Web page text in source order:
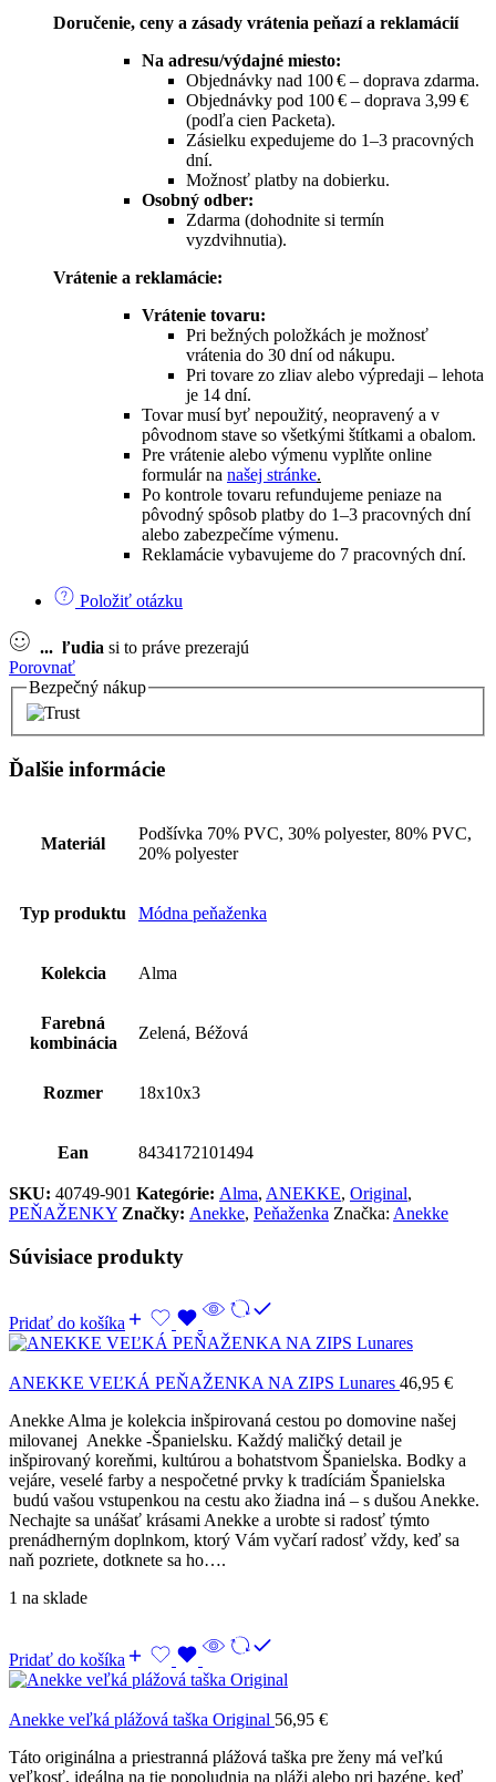
Doručenie, ceny a zásady vrátenia peňazí a reklamácií
Na adresu/výdajné miesto:
Objednávky nad 100 € – doprava zdarma.
Objednávky pod 100 € – doprava 3,99 €
(podľa cien Packeta).
Zásielku expedujeme do 1–3 pracovných
dní.
Možnosť platby na dobierku.
Osobný odber:
Zdarma (dohodnite si termín
vyzdvihnutia).
Vrátenie a reklamácie:
Vrátenie tovaru:
Pri bežných položkách je možnosť
vrátenia do 30 dní od nákupu.
Pri tovare zo zliav alebo výpredaji – lehota
je 14 dní.
Tovar musí byť nepoužitý, neopravený a v
pôvodnom stave so všetkými štítkami a obalom.
Pre vrátenie alebo výmenu vyplňte online
formulár na našej stránke.
Po kontrole tovaru refundujeme peniaze na
pôvodný spôsob platby do 1–3 pracovných dní
alebo zabezpečíme výmenu.
Reklamácie vybavujeme do 7 pracovných dní.
Položiť otázku
... ľudia si to práve prezerajú
Porovnať
Bezpečný nákup
Ďalšie informácie
Materiál
Podšívka 70% PVC, 30% polyester, 80% PVC,
20% polyester
Typ produktu Módna peňaženka
Kolekcia Alma
Farebná
kombinácia
Zelená, Béžová
Rozmer 18x10x3
Ean 8434172101494
SKU: 40749-901 Kategórie: Alma, ANEKKE, Original,
PEŇAŽENKY Značky: Anekke, Peňaženka Značka: Anekke
Súvisiace produkty
Pridať do košíka
ANEKKE VEĽKÁ PEŇAŽENKA NA ZIPS Lunares 46,95 €
Anekke Alma je kolekcia inšpirovaná cestou po domovine našej
milovanej Anekke -Španielsku. Každý maličký detail je
inšpirovaný koreňmi, kultúrou a bohatstvom Španielska. Bodky a
vejáre, veselé farby a nespočetné prvky k tradíciám Španielska
budú vašou vstupenkou na cestu ako žiadna iná – s dušou Anekke.
Nechajte sa unášať krásami Anekke a urobte si radosť týmto
prenádherným doplnkom, ktorý Vám vyčarí radosť vždy, keď sa
naň pozriete, dotknete sa ho….
1 na sklade
Pridať do košíka
Anekke veľká plážová taška Original 56,95 €
Táto originálna a priestranná plážová taška pre ženy má veľkú
veľkosť, ideálna na tie popoludnia na pláži alebo pri bazéne, keď